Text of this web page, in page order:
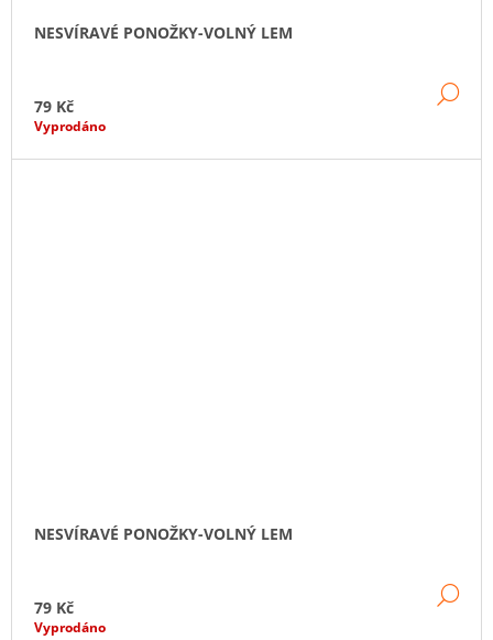
NESVÍRAVÉ PONOŽKY-VOLNÝ LEM
79 Kč
Vyprodáno
NESVÍRAVÉ PONOŽKY-VOLNÝ LEM
79 Kč
Vyprodáno